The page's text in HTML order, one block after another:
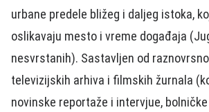
urbane predele bližeg i daljeg istoka,
oslikavaju mesto i vreme događaja
nesvrstanih). Sastavljen od
televizijskih arhiva i filmskih žurnala
novinske reportaže i intervjue,